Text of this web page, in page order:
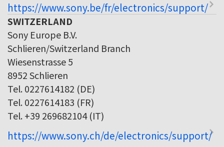
https://www.sony.be/fr/electronics/support/
SWITZERLAND
Sony Europe B.V.
Schlieren/Switzerland Branch
Wiesenstrasse 5
8952 Schlieren
Tel. 0227614182 (DE)
Tel. 0227614183 (FR)
Tel. +39 269682104 (IT)
https://www.sony.ch/de/electronics/support/